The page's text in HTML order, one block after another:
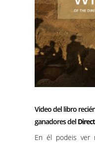
Video del libro
ganadores del
En él podeis ver